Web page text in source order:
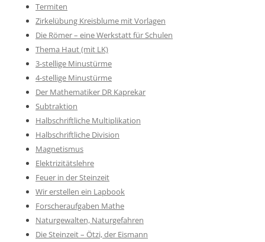
Termiten
Zirkelübung Kreisblume mit Vorlagen
Die Römer – eine Werkstatt für Schulen
Thema Haut (mit LK)
3-stellige Minustürme
4-stellige Minustürme
Der Mathematiker DR Kaprekar
Subtraktion
Halbschriftliche Multiplikation
Halbschriftliche Division
Magnetismus
Elektrizitätslehre
Feuer in der Steinzeit
Wir erstellen ein Lapbook
Forscheraufgaben Mathe
Naturgewalten, Naturgefahren
Die Steinzeit – Ötzi, der Eismann